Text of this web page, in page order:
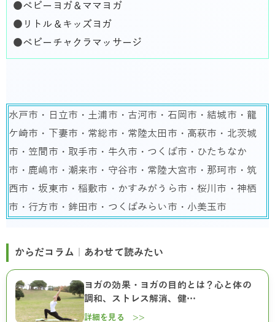
●ベビーヨガ＆ママヨガ
● リトル＆キッズヨガ
●ベビーチャクラマッサージ
水戸市・日立市・土浦市・古河市・石岡市・結城市・龍
ケ崎市・下妻市・常総市・常陸太田市・高萩市・北茨城
市・笠間市・取手市・牛久市・つくば市・ひたちなか
市・鹿嶋市・潮来市・守谷市・常陸大宮市・那珂市・筑
西市・坂東市・稲敷市・かすみがうら市・桜川市・神栖
市・行方市・鉾田市・つくばみらい市・小美玉市
からだコラム｜あわせて読みたい
ヨガの効果・ヨガの目的とは？心と体の
調和、ストレス解消、健…
詳細を見る >>